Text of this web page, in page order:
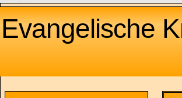
Evangelische